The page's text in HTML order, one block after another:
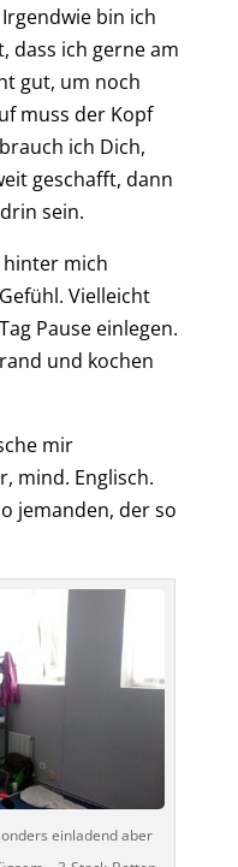
bin ich
dass ich gerne am
gut, um noch
muss der Kopf
ich Dich,
geschafft, dann
sein.
mich
Vielleicht
Pause einlegen.
und kochen
mir
mind. Englisch.
jemanden, der so
einladend aber